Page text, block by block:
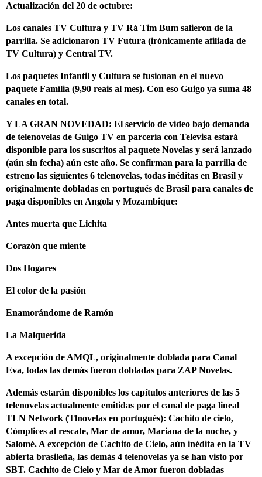
Actualización del 20 de octubre:
Los canales TV Cultura y TV Rá Tim Bum salieron de la
parrilla. Se adicionaron TV Futura (irónicamente afiliada de
TV Cultura) y Central TV.
Los paquetes Infantil y Cultura se fusionan en el nuevo
paquete Família (9,90 reais al mes). Con eso Guigo ya suma 48
canales en total.
Y LA GRAN NOVEDAD: El servicio de video bajo demanda
de telenovelas de Guigo TV en parcería con Televisa estará
disponible para los suscritos al paquete Novelas y será lanzado
(aún sin fecha) aún este año. Se confirman para la parrilla de
estreno las siguientes 6 telenovelas, todas inéditas en Brasil y
originalmente dobladas en portugués de Brasil para canales de
paga disponibles en Angola y Mozambique:
Antes muerta que Lichita
Corazón que miente
Dos Hogares
El color de la pasión
Enamorándome de Ramón
La Malquerida
A excepción de AMQL, originalmente doblada para Canal
Eva, todas las demás fueron dobladas para ZAP Novelas.
Además estarán disponibles los capítulos anteriores de las 5
telenovelas actualmente emitidas por el canal de paga lineal
TLN Network (Tlnovelas en portugués): Cachito de cielo,
Cómplices al rescate, Mar de amor, Mariana de la noche, y
Salomé. A excepción de Cachito de Cielo, aún inédita en la TV
abierta brasileña, las demás 4 telenovelas ya se han visto por
SBT. Cachito de Cielo y Mar de Amor fueron dobladas